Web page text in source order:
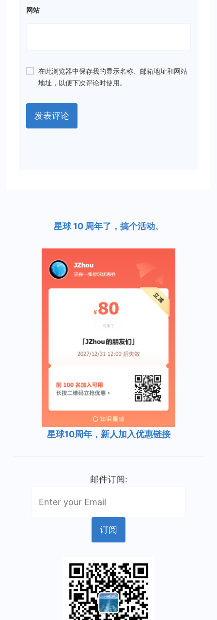
网站
在此浏览器中保存我的显示名称、邮箱地址和网站
地址，以便下次评论时使用。
星球 10 周年了，搞个活动。
星球10周年，新人加入优惠链接
邮件订阅: